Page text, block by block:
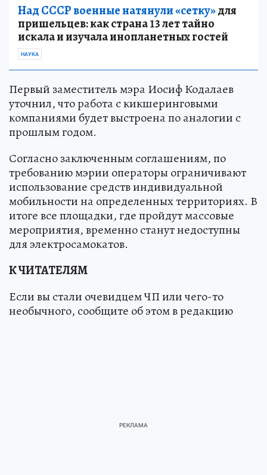
Над СССР военные натянули «сетку»для
пришельцев: как страна 13 лет тайно
искала и изучала инопланетных гостей
НАУКА
Первый заместитель мэра Иосиф Кодалаев
уточнил, что работа с кикшеринговыми
компаниями будет выстроена по аналогии с
прошлым годом.
Согласно заключенным соглашениям, по
требованию мэрии операторы ограничивают
использование средств индивидуальной
мобильности на определенных территориях. В
итоге все площадки, где пройдут массовые
мероприятия, временно станут недоступны
для электросамокатов.
К ЧИТАТЕЛЯМ
Если вы стали очевидцем ЧП или чего-то
необычного, сообщите об этом в редакцию